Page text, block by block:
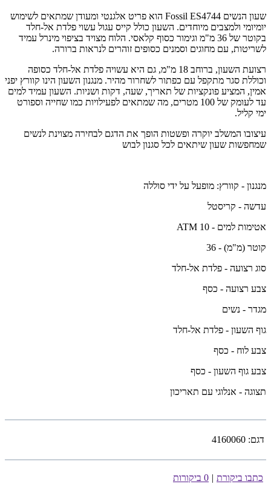
שעון הנשים Fossil ES4744 הוא פריט אלגנטי ומעודן שמתאים לשימוש
יומיומי ולמצבים מיוחדים. השעון כולל קייס עגול עשוי פלדת אל-חלד
בקוטר של 36 מ"מ וגימור כסוף קלאסי. הלוח מצויד בציפוי מינרל עמיד
לשריטות, עם מחוגים וסמנים כסופים זוהרים לנראות ברורה.
רצועת השעון, ברוחב 18 מ"מ, גם היא עשויה פלדת אל-חלד כסופה
וכוללת סגר מתקפל עם כפתור לשחרור מהיר. מנגנון השעון הינו קוורץ יפני
אמין, המציע פונקציות של תאריך, שעה, דקות ושניות. השעון עמיד למים
עד לעומק של 100 מטרים, מה שמתאים לפעילויות כמו שחייה וספורט
ימי קליל.
עיצובו המשלב יוקרה ופשטות הופך את הדגם לבחירה מצוינת לנשים
שמחפשות שעון שיתאים לכל סגנון לבוש​
מנגנון - קוורץ: מופעל על ידי סוללה
עדשה - קריסטל
אטימות למים - 10 ATM
קוטר (מ"מ) - 36
סוג רצועה - פלדת אל-חלד
צבע רצועה - כסף
מגדר - נשים
גוף השעון - פלדת אל-חלד
צבע לוח - כסף
צבע גוף השעון - כסף
תצוגה - אנלוגי עם תאריכון
דגם: 4160060
כתבו ביקורת | 0 ביקורות